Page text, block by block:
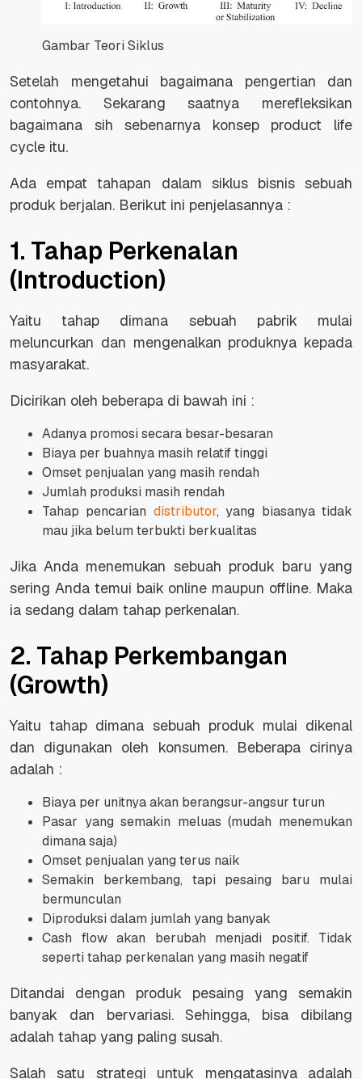
Gambar Teori Siklus
Setelah mengetahui bagaimana pengertian dan
contohnya. Sekarang saatnya merefleksikan
bagaimana sih sebenarnya konsep product life
cycle itu.
Ada empat tahapan dalam siklus bisnis sebuah
produk berjalan. Berikut ini penjelasannya :
1. Tahap Perkenalan
(Introduction)
Yaitu tahap dimana sebuah pabrik mulai
meluncurkan dan mengenalkan produknya kepada
masyarakat.
Dicirikan oleh beberapa di bawah ini :
Adanya promosi secara besar-besaran
Biaya per buahnya masih relatif tinggi
Omset penjualan yang masih rendah
Jumlah produksi masih rendah
Tahap pencarian distributor, yang biasanya tidak
mau jika belum terbukti berkualitas
Jika Anda menemukan sebuah produk baru yang
sering Anda temui baik online maupun offline. Maka
ia sedang dalam tahap perkenalan.
2. Tahap Perkembangan
(Growth)
Yaitu tahap dimana sebuah produk mulai dikenal
dan digunakan oleh konsumen. Beberapa cirinya
adalah :
Biaya per unitnya akan berangsur-angsur turun
Pasar yang semakin meluas (mudah menemukan
dimana saja)
Omset penjualan yang terus naik
Semakin berkembang, tapi pesaing baru mulai
bermunculan
Diproduksi dalam jumlah yang banyak
Cash flow akan berubah menjadi positif. Tidak
seperti tahap perkenalan yang masih negatif
Ditandai dengan produk pesaing yang semakin
banyak dan bervariasi. Sehingga, bisa dibilang
adalah tahap yang paling susah.
Salah satu strategi untuk mengatasinya adalah